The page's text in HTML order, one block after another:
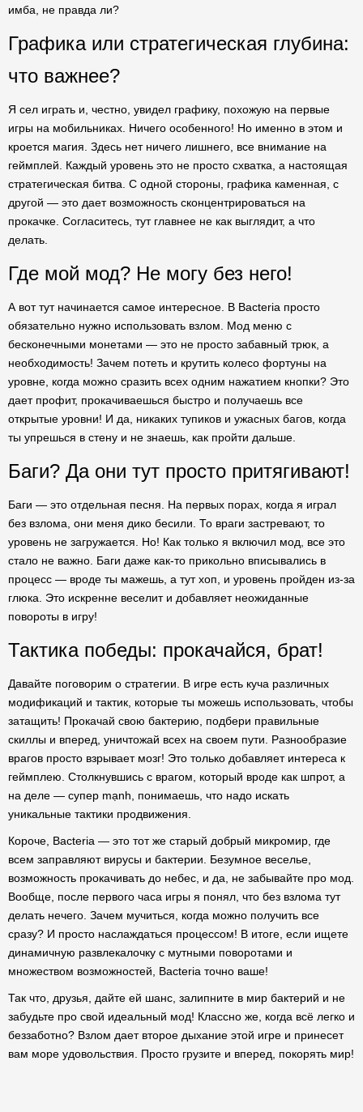
имба, не правда ли?
Графика или стратегическая глубина:
что важнее?
Я сел играть и, честно, увидел графику, похожую на первые
игры на мобильниках. Ничего особенного! Но именно в этом и
кроется магия. Здесь нет ничего лишнего, все внимание на
геймплей. Каждый уровень это не просто схватка, а настоящая
стратегическая битва. С одной стороны, графика каменная, с
другой — это дает возможность сконцентрироваться на
прокачке. Согласитесь, тут главнее не как выглядит, а что
делать.
Где мой мод? Не могу без него!
А вот тут начинается самое интересное. В Bacteria просто
обязательно нужно использовать взлом. Мод меню с
бесконечными монетами — это не просто забавный трюк, а
необходимость! Зачем потеть и крутить колесо фортуны на
уровне, когда можно сразить всех одним нажатием кнопки? Это
дает профит, прокачиваешься быстро и получаешь все
открытые уровни! И да, никаких тупиков и ужасных багов, когда
ты упрешься в стену и не знаешь, как пройти дальше.
Баги? Да они тут просто притягивают!
Баги — это отдельная песня. На первых порах, когда я играл
без взлома, они меня дико бесили. То враги застревают, то
уровень не загружается. Но! Как только я включил мод, все это
стало не важно. Баги даже как-то прикольно вписывались в
процесс — вроде ты мажешь, а тут хоп, и уровень пройден из-за
глюка. Это искренне веселит и добавляет неожиданные
повороты в игру!
Тактика победы: прокачайся, брат!
Давайте поговорим о стратегии. В игре есть куча различных
модификаций и тактик, которые ты можешь использовать, чтобы
затащить! Прокачай свою бактерию, подбери правильные
скиллы и вперед, уничтожай всех на своем пути. Разнообразие
врагов просто взрывает мозг! Это только добавляет интереса к
геймплею. Столкнувшись с врагом, который вроде как шпрот, а
на деле — супер mạnh, понимаешь, что надо искать
уникальные тактики продвижения.
Короче, Bacteria — это тот же старый добрый микромир, где
всем заправляют вирусы и бактерии. Безумное веселье,
возможность прокачивать до небес, и да, не забывайте про мод.
Вообще, после первого часа игры я понял, что без взлома тут
делать нечего. Зачем мучиться, когда можно получить все
сразу? И просто наслаждаться процессом! В итоге, если ищете
динамичную развлекалочку с мутными поворотами и
множеством возможностей, Bacteria точно ваше!
Так что, друзья, дайте ей шанс, залипните в мир бактерий и не
забудьте про свой идеальный мод! Классно же, когда всё легко и
беззаботно? Взлом дает второе дыхание этой игре и принесет
вам море удовольствия. Просто грузите и вперед, покорять мир!